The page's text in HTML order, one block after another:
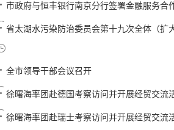
市政府与恒丰银行南京分行签署金融服务合
省太湖水污染防治委员会第十九次全体（扩
全市领导干部会议召开
徐曙海率团赴德国考察访问并开展经贸交流
徐曙海率团赴瑞士考察访问并开展经贸交流